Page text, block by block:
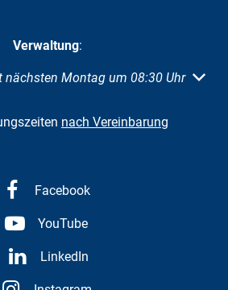
Verwaltung:
oder Schließzeiten
nächsten Montag um 08:30 Uhr
nach Vereinbarung
Facebook
YouTube
LinkedIn